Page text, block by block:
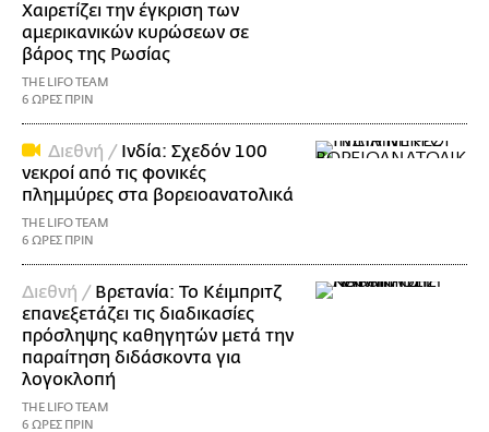
Χαιρετίζει την έγκριση των
αμερικανικών κυρώσεων σε
βάρος της Ρωσίας
THE LIFO TEAM
6 ΩΡΕΣ ΠΡΙΝ
Διεθνή / Ινδία: Σχεδόν 100
νεκροί από τις φονικές
πλημμύρες στα βορειοανατολικά
THE LIFO TEAM
6 ΩΡΕΣ ΠΡΙΝ
Διεθνή / Βρετανία: Το Κέιμπριτζ
επανεξετάζει τις διαδικασίες
πρόσληψης καθηγητών μετά την
παραίτηση διδάσκοντα για
λογοκλοπή
THE LIFO TEAM
6 ΩΡΕΣ ΠΡΙΝ